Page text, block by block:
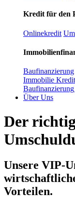
Kredit für den
Onlinekredit
Baufinanzierung
Immobilie
Über Uns
Der
Unsere VIP-
Vorteilen.